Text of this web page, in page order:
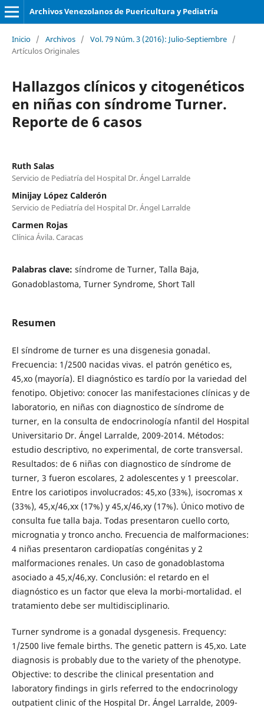
Archivos Venezolanos de Puericultura y Pediatría
Inicio / Archivos / Vol. 79 Núm. 3 (2016): Julio-Septiembre /
Artículos Originales
Hallazgos clínicos y citogenéticos
en niñas con síndrome Turner.
Reporte de 6 casos
Ruth Salas
Servicio de Pediatría del Hospital Dr. Ángel Larralde
Minijay López Calderón
Servicio de Pediatría del Hospital Dr. Ángel Larralde
Carmen Rojas
Clínica Ávila. Caracas
Palabras clave: síndrome de Turner, Talla Baja,
Gonadoblastoma, Turner Syndrome, Short Tall
Resumen
El síndrome de turner es una disgenesia gonadal.
Frecuencia: 1/2500 nacidas vivas. el patrón genético es,
45,xo (mayoría). El diagnóstico es tardío por la variedad del
fenotipo. Objetivo: conocer las manifestaciones clínicas y de
laboratorio, en niñas con diagnostico de síndrome de
turner, en la consulta de endocrinología nfantil del Hospital
Universitario Dr. Ángel Larralde, 2009-2014. Métodos:
estudio descriptivo, no experimental, de corte transversal.
Resultados: de 6 niñas con diagnostico de síndrome de
turner, 3 fueron escolares, 2 adolescentes y 1 preescolar.
Entre los cariotipos involucrados: 45,xo (33%), isocromas x
(33%), 45,x/46,xx (17%) y 45,x/46,xy (17%). Único motivo de
consulta fue talla baja. Todas presentaron cuello corto,
micrognatia y tronco ancho. Frecuencia de malformaciones:
4 niñas presentaron cardiopatías congénitas y 2
malformaciones renales. Un caso de gonadoblastoma
asociado a 45,x/46,xy. Conclusión: el retardo en el
diagnóstico es un factor que eleva la morbi-mortalidad. el
tratamiento debe ser multidisciplinario.
Turner syndrome is a gonadal dysgenesis. Frequency:
1/2500 live female births. The genetic pattern is 45,xo. Late
diagnosis is probably due to the variety of the phenotype.
Objective: to describe the clinical presentation and
laboratory findings in girls referred to the endocrinology
outpatient clinic of the Hospital Dr. Ángel Larralde, 2009-